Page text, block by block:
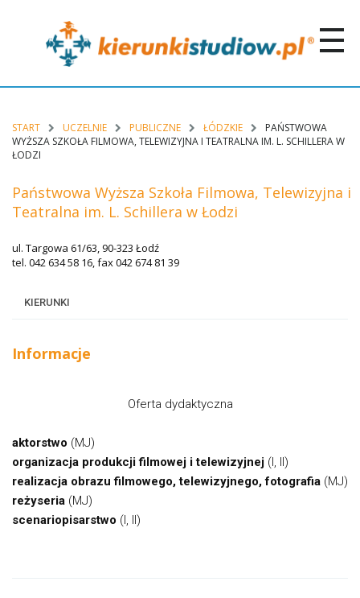
START UCZELNIE PUBLICZNE ŁÓDZKIE
PAŃSTWOWA
WYŻSZA SZKOŁA FILMOWA, TELEWIZYJNA I TEATRALNA IM. L. SCHILLERA W
ŁODZI
Państwowa Wyższa Szkoła Filmowa, Telewizyjna i
Teatralna im. L. Schillera w Łodzi
ul. Targowa 61/63, 90-323 Łodź
tel. 042 634 58 16, fax 042 674 81 39
KIERUNKI
Informacje
Oferta dydaktyczna
aktorstwo (MJ)
organizacja produkcji filmowej i telewizyjnej (I, II)
realizacja obrazu filmowego, telewizyjnego, fotografia (MJ)
reżyseria (MJ)
scenariopisarstwo (I, II)